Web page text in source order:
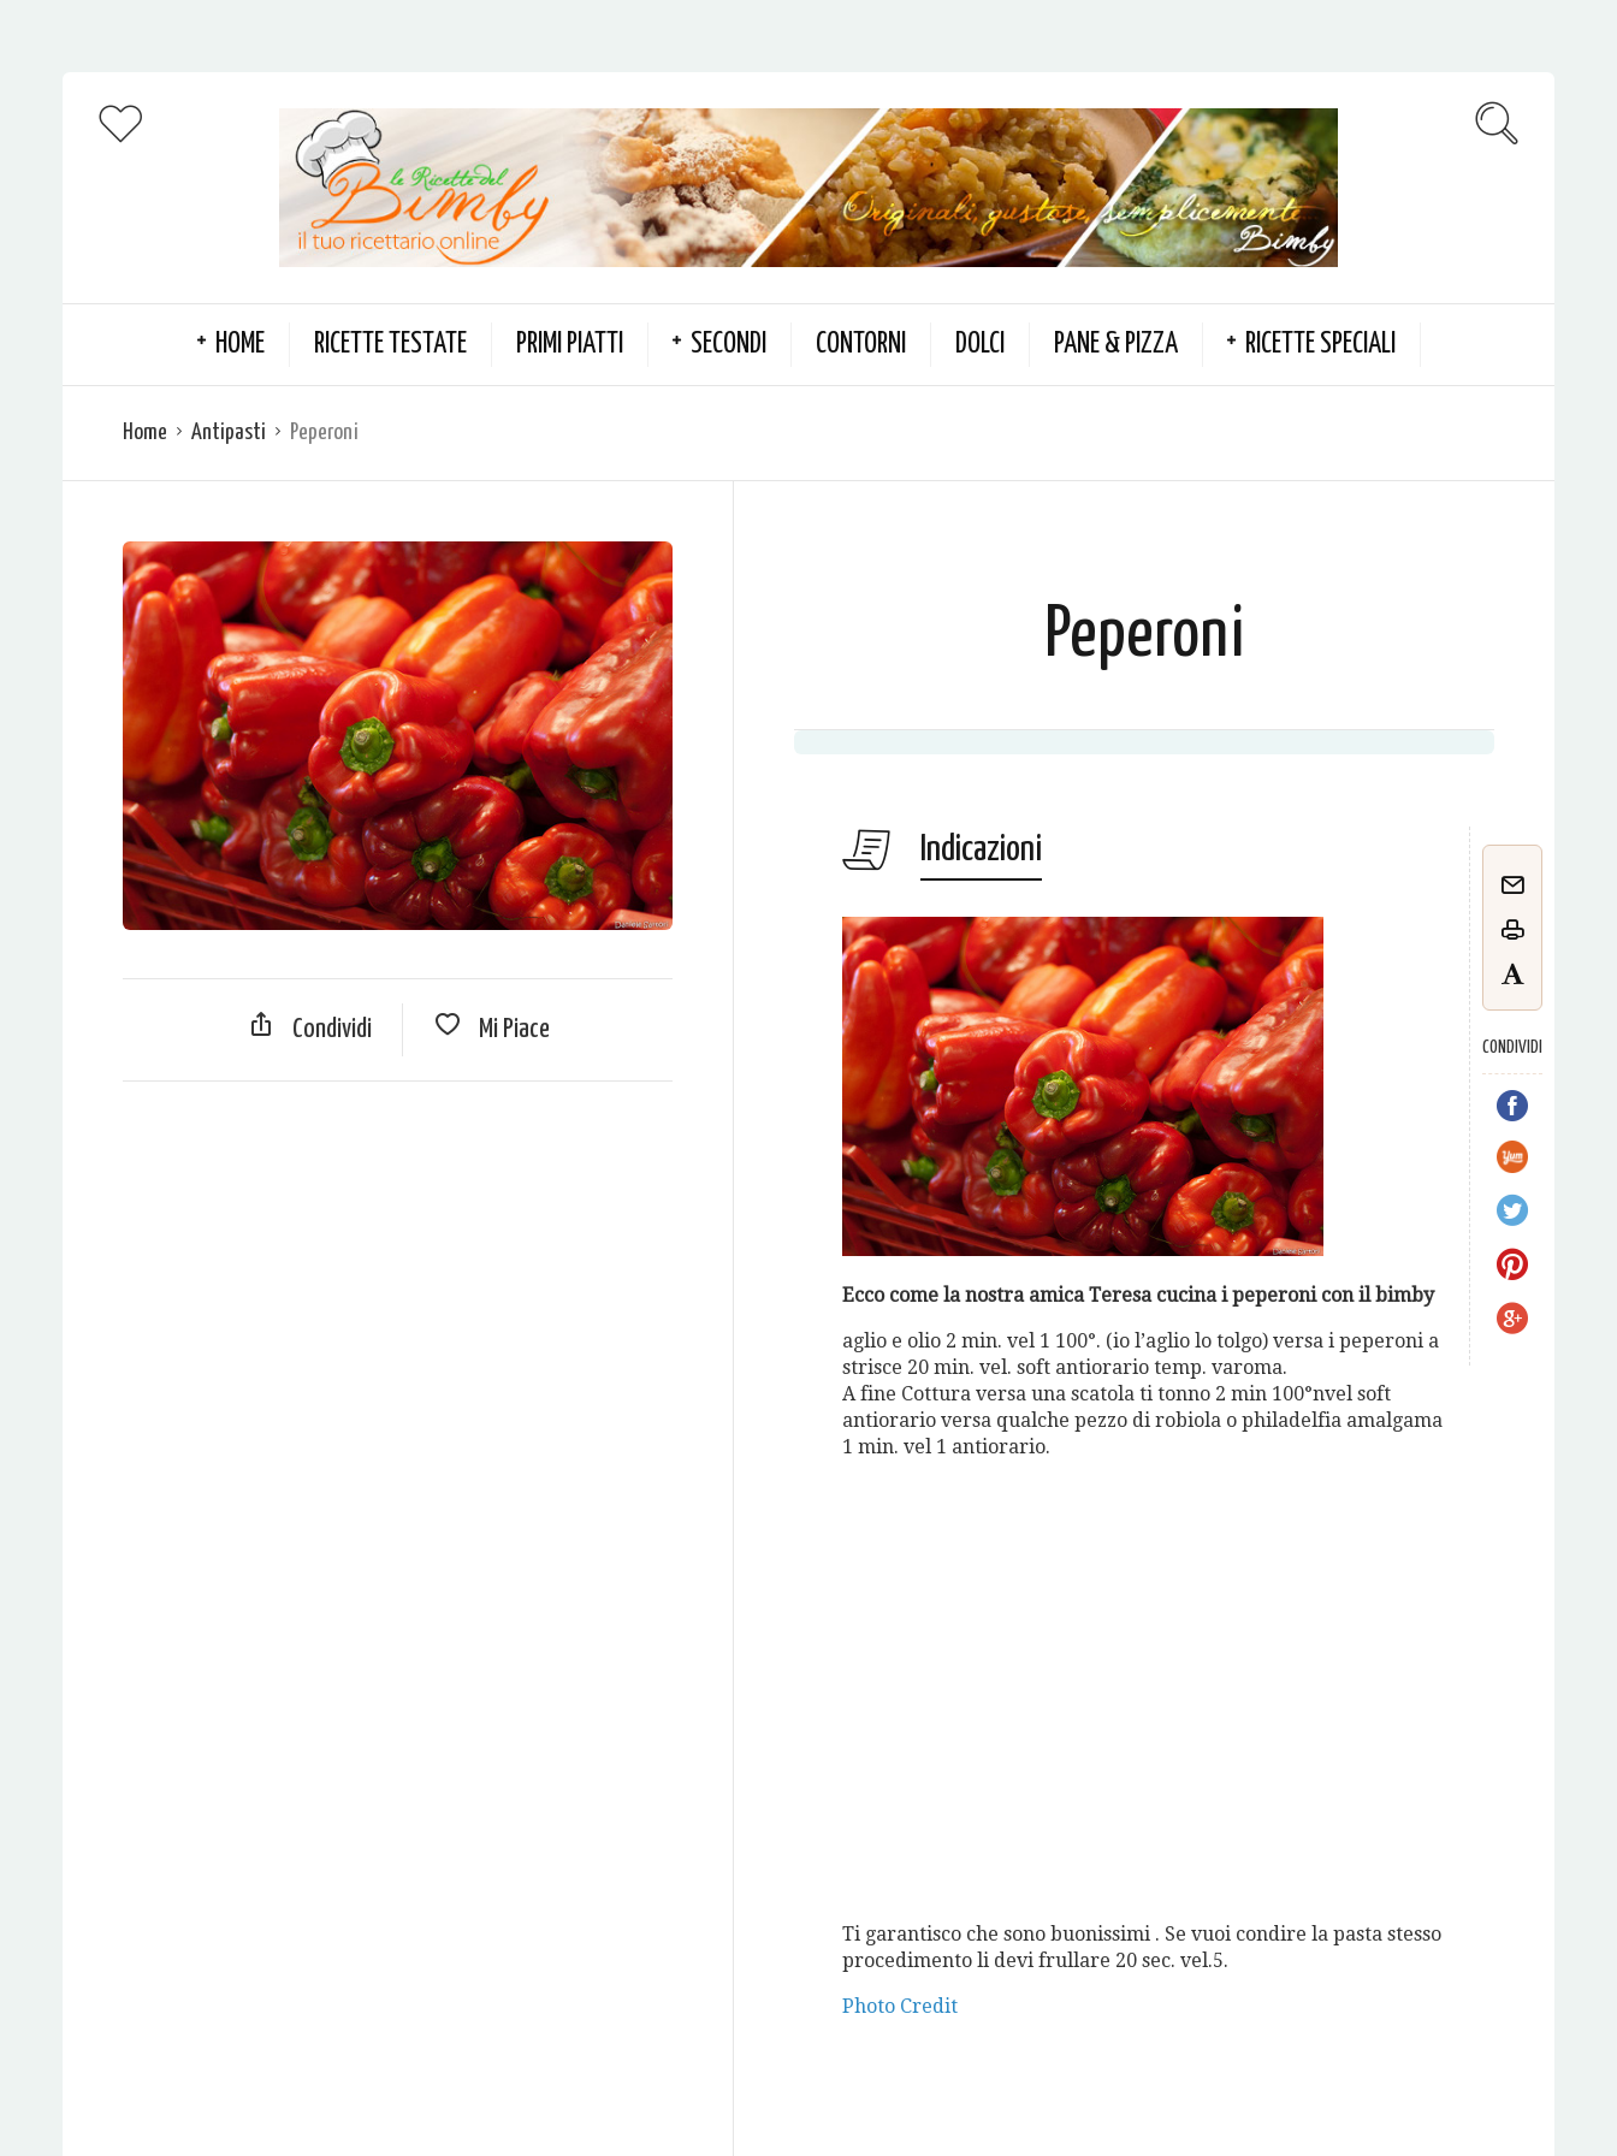
HOME RICETTE TESTATE PRIMI PIATTI SECONDI CONTORNI DOLCI PANE & PIZZA RICETTE SPECIALI
Home Antipasti Peperoni
Condividi Mi Piace
Peperoni
Indicazioni
CONDIVIDI
Ecco come la nostra amica Teresa cucina i peperoni con il bimby
aglio e olio 2 min. vel 1 100°. (io l’aglio lo tolgo) versa i peperoni a
strisce 20 min. vel. soft antiorario temp. varoma.
A fine Cottura versa una scatola ti tonno 2 min 100°nvel soft
antiorario versa qualche pezzo di robiola o philadelfia amalgama
1 min. vel 1 antiorario.
Ti garantisco che sono buonissimi . Se vuoi condire la pasta stesso
procedimento li devi frullare 20 sec. vel.5.
Photo Credit